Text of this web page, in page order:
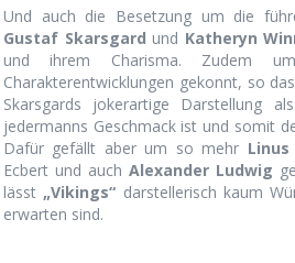
Und auch die Besetzung um die
Gustaf Skarsgard und Katheryn
und ihrem Charisma. Zudem
Charakterentwicklungen gekonnt, so
Skarsgards jokerartige Darstellung
jedermanns Geschmack ist und somit
Dafür gefällt aber um so mehr Linus
Ecbert und auchAlexander Ludwig
lässt „Vikings“ darstellerisch kaum
erwarten sind.